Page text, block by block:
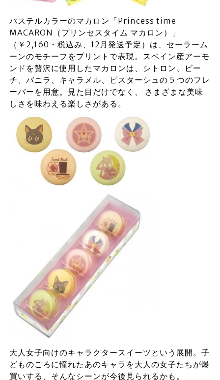
パステルカラーのマカロン「Princess time
MACARON（プリンセスタイム マカロン）」
（￥2,160・税込み、12月発送予定）は、セーラーム
ーンのモチーフをプリントで表現。スペイン産アーモ
ンドを贅沢に使用したマカロンは、シトロン、ピー
チ、バニラ、キャラメル、ピスターシュの 5 つのフレ
ーバーを用意。見た目だけでなく、 さまざまな美味
しさを味わえる楽しさがある。
大人女子向けのキャラクタースイーツという展開。子
どものころに憧れたあのキャラを大人の女子たちが爆
買いする、そんなシーンが今後見られるかも。